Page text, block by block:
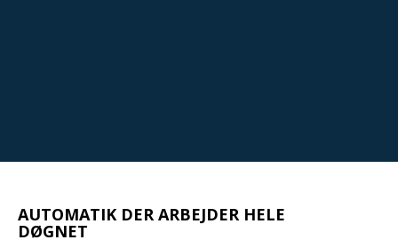
AUTOMATIK DER ARBEJDER HELE
DØGNET